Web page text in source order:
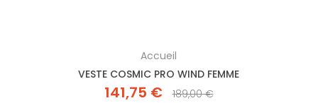
Accueil
VESTE COSMIC PRO WIND FEMME
141,75 €
189,00 €